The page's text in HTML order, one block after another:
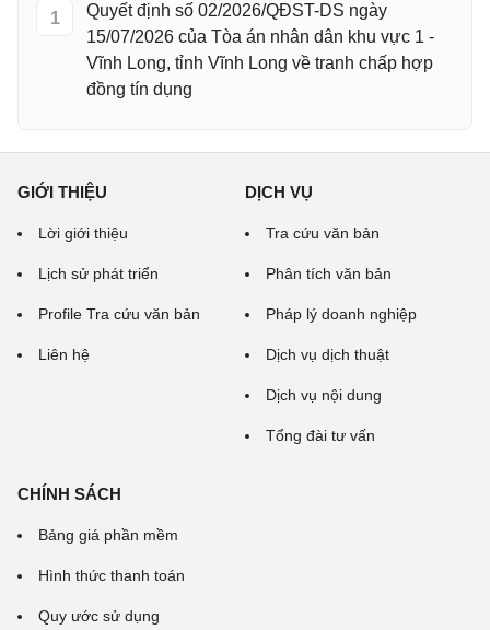
1
Quyết định số 02/2026/QĐST-DS ngày
15/07/2026 của Tòa án nhân dân khu vực 1 -
Vĩnh Long, tỉnh Vĩnh Long về tranh chấp hợp
đồng tín dụng
GIỚI THIỆU
Lời giới thiệu
Lịch sử phát triển
Profile Tra cứu văn bản
Liên hệ
DỊCH VỤ
Tra cứu văn bản
Phân tích văn bản
Pháp lý doanh nghiệp
Dịch vụ dịch thuật
Dịch vụ nội dung
Tổng đài tư vấn
CHÍNH SÁCH
Bảng giá phần mềm
Hình thức thanh toán
Quy ước sử dụng